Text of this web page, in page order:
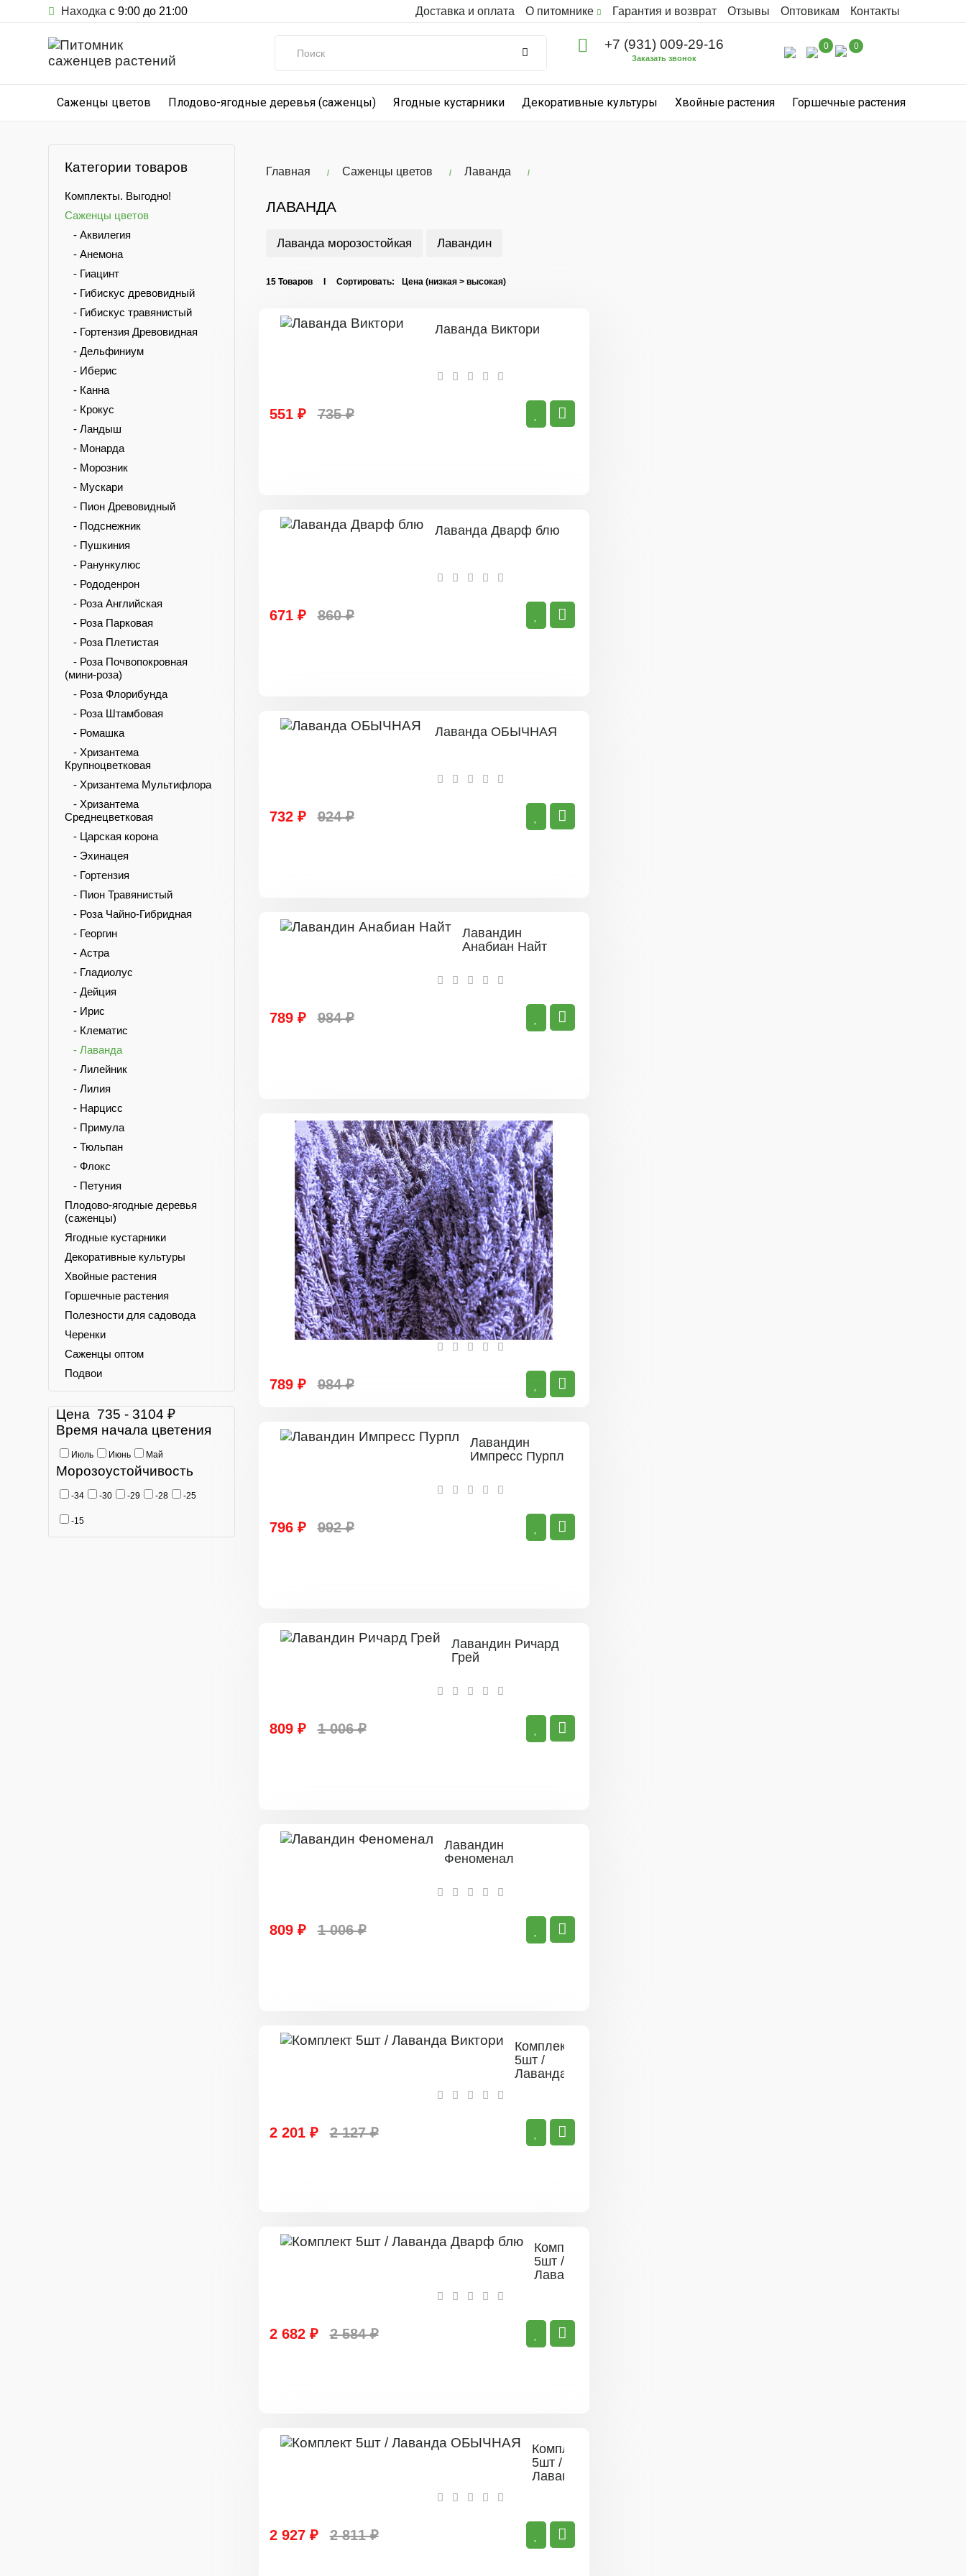
Находка с 9:00 до 21:00 Доставка и оплата О питомнике Гарантия и возврат Отзывы Оптовикам Контакты
+7 (931) 009-29-16
Заказать звонок
0 0
Саженцы цветов Плодово-ягодные деревья (саженцы) Ягодные кустарники Декоративные культуры Хвойные растения Горшечные растения
Категории товаров
Комплекты. Выгодно!
Саженцы цветов
- Аквилегия
- Анемона
- Гиацинт
- Гибискус древовидный
- Гибискус травянистый
- Гортензия Древовидная
- Дельфиниум
- Иберис
- Канна
- Крокус
- Ландыш
- Монарда
- Морозник
- Мускари
- Пион Древовидный
- Подснежник
- Пушкиния
- Ранункулюс
- Рододенрон
- Роза Английская
- Роза Парковая
- Роза Плетистая
- Роза Почвопокровная
(мини-роза)
- Роза Флорибунда
- Роза Штамбовая
- Ромашка
- Хризантема
Крупноцветковая
- Хризантема Мультифлора
- Хризантема
Среднецветковая
- Царская корона
- Эхинацея
- Гортензия
- Пион Травянистый
- Роза Чайно-Гибридная
- Георгин
- Астра
- Гладиолус
- Дейция
- Ирис
- Клематис
- Лаванда
- Лилейник
- Лилия
- Нарцисс
- Примула
- Тюльпан
- Флокс
- Петуния
Плодово-ягодные деревья
(саженцы)
Ягодные кустарники
Декоративные культуры
Хвойные растения
Горшечные растения
Полезности для садовода
Черенки
Саженцы оптом
Подвои
Цена 735 - 3104 ₽
Время начала цветения
Июль Июнь Май
Морозоустойчивость
-34 -30 -29 -28 -25
-15
Главная Саженцы цветов Лаванда
ЛАВАНДА
Лаванда морозостойкая Лавандин
15 Товаров I Сортировать:
Лаванда Виктори
551 ₽ 735 ₽
Лаванда Дварф блю
671 ₽ 860 ₽
Лаванда ОБЫЧНАЯ
732 ₽ 924 ₽
Лавандин
Анабиан Найт
789 ₽ 984 ₽
789 ₽ 984 ₽
Лавандин
Импресс Пурпл
796 ₽ 992 ₽
Лавандин Ричард
Грей
809 ₽ 1 006 ₽
Лавандин
Феноменал
809 ₽ 1 006 ₽
Комплект
5шт /
Лаванда
2 201 ₽ 2 127 ₽
Комплект
5шт /
Лаванда
2 682 ₽ 2 584 ₽
Комплект
5шт /
Лаванда
2 927 ₽ 2 811 ₽